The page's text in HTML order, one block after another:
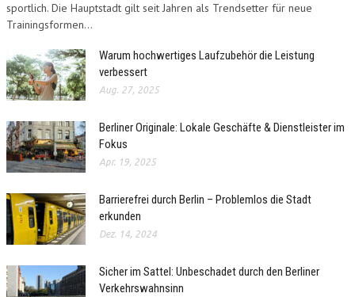
sportlich. Die Hauptstadt gilt seit Jahren als Trendsetter für neue
Trainingsformen...
Warum hochwertiges Laufzubehör die Leistung
verbessert
Aug. 27, 2025
Berliner Originale: Lokale Geschäfte & Dienstleister im
Fokus
Apr. 19, 2025
Barrierefrei durch Berlin – Problemlos die Stadt
erkunden
Dez. 14, 2024
Sicher im Sattel: Unbeschadet durch den Berliner
Verkehrswahnsinn